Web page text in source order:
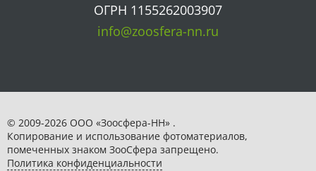
ОГРН 1155262003907
info@zoosfera-nn.ru
© 2009-2026 ООО «Зоосфера-НН» .
Копирование и использование фотоматериалов,
помеченных знаком ЗooСфера запрещено.
Политика конфиденциальности